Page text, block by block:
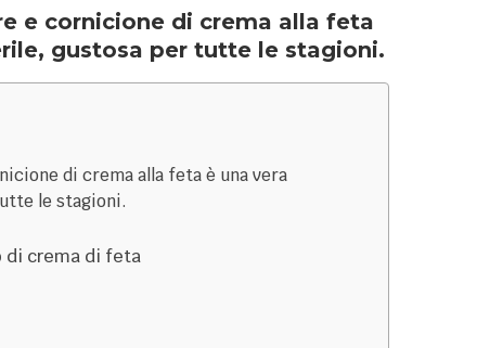
e cornicione di crema alla feta
gustosa per tutte le stagioni.
di crema alla feta è una vera
le stagioni.
di crema di feta